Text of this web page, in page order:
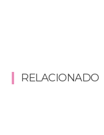
RELACIONADO